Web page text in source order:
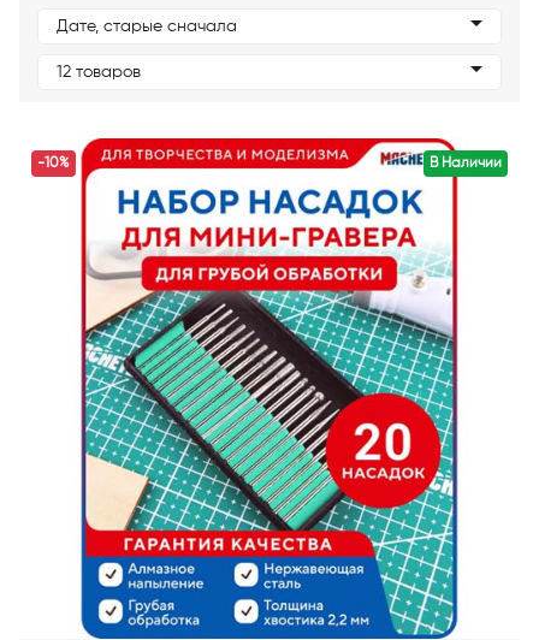
Дате, старые сначала
12 товаров
В Наличии
-10%